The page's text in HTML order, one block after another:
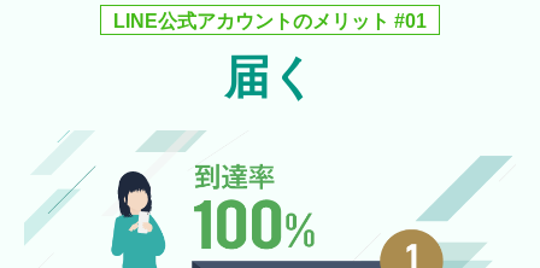
LINE公式アカウントのメリット #01
届く